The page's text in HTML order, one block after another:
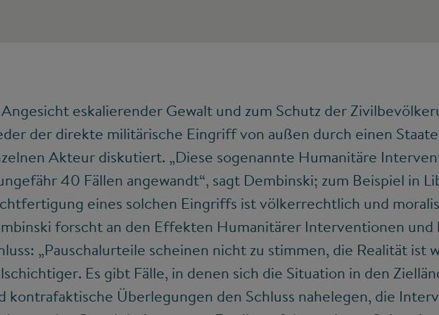
eskalierender Gewalt und zum Schutz der
der direkte militärische Eingriff von außen durch einen
Akteur diskutiert. „Diese sogenannte Humanitäre
40 Fällen angewandt“, sagt Dembinski; zum Beispiel in
eines solchen Eingriffs ist völkerrechtlich und
forscht an den Effekten Humanitärer Interventionen und
„Pauschalurteile scheinen nicht zu stimmen, die Realität ist
Es gibt Fälle, in denen sich die Situation in den
kontrafaktische Überlegungen den Schluss nahelegen, die